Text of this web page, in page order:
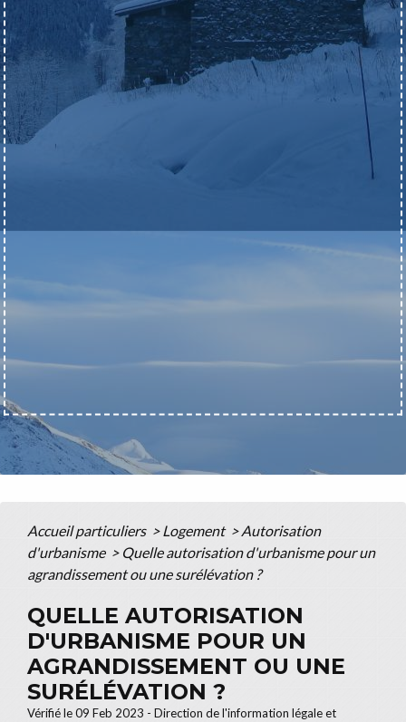
Accueil particuliers > Logement > Autorisation
d'urbanisme > Quelle autorisation d'urbanisme pour un
agrandissement ou une surélévation ?
QUELLE AUTORISATION
D'URBANISME POUR UN
AGRANDISSEMENT OU UNE
SURÉLÉVATION ?
Vérifié le 09 Feb 2023 - Direction de l'information légale et